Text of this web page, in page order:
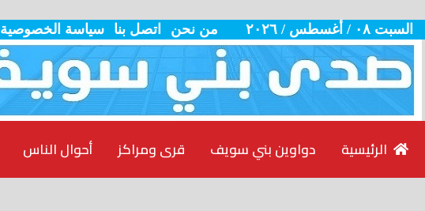
السبت ٠٨ / أغسطس / ٢٠٢٦ من نحن اتصل بنا سياسة الخصوصية
أحوال الناس قرى ومراكز دواوين بني سويف